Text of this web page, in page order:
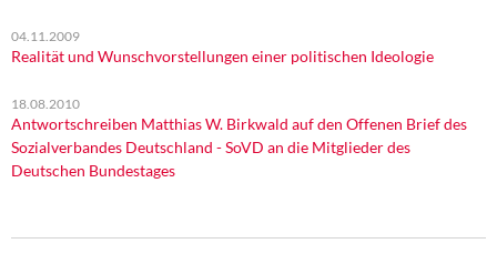
04.11.2009
Realität und Wunschvorstellungen einer politischen Ideologie
18.08.2010
Antwortschreiben Matthias W. Birkwald auf den Offenen Brief des
Sozialverbandes Deutschland - SoVD an die Mitglieder des
Deutschen Bundestages